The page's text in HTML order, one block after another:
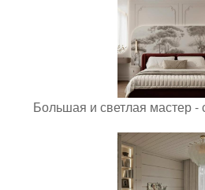
Большая и светлая мастер -